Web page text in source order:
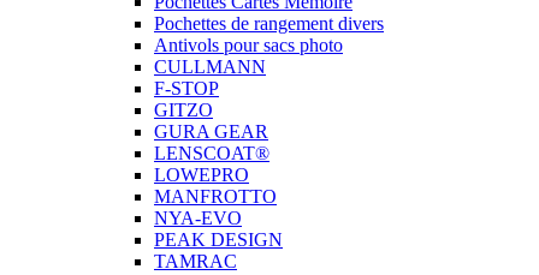
Pochettes de rangement divers
Antivols pour sacs photo
CULLMANN
F-STOP
GITZO
GURA GEAR
LENSCOAT®
LOWEPRO
MANFROTTO
NYA-EVO
PEAK DESIGN
TAMRAC